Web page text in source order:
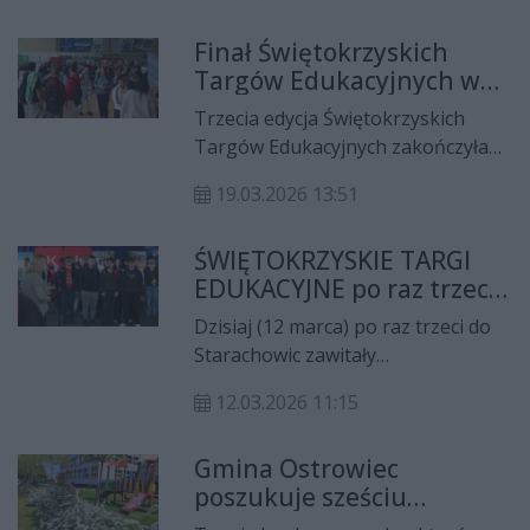
realizowany przez Muzeum Historii
Kielc. O inicjatywie, w rozmowie dnia
Radia Rekord z Darią Misiarą
opowiedział edukator muzealny,
Piotr Świerczyński.
Finał Świętokrzyskich
Targów Edukacyjnych w
Busku-Zdroju
Trzecia edycja Świętokrzyskich
Targów Edukacyjnych zakończyła
spotkanie odbyło się w hali
Ośrodka Sportowego im. Józefa
Grudnia, gdzie licznie pojawiła się
młodzież z powiatu buskiego oraz
samego miasta.
19.03.2026 13:51
ŚWIĘTOKRZYSKIE TARGI
EDUKACYJNE po raz trzeci
w Starachowicach.
Maturzyści poznają ofertę
Dzisiaj (12 marca) po raz trzeci do
Starachowic zawitały
EDUKACYJNE. Ponownie
Ogólnokształcące im. Tadeusza
Kościuszki w Starachowicach przy
12.03.2026 11:15
Gmina Ostrowiec
poszukuje sześciu